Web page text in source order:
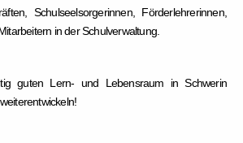
Schulseelsorgerinnen, Förderlehrerinnen,
in der Schulverwaltung.
guten Lern- und Lebensraum in Schwerin